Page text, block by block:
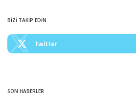
BİZİ TAKİP EDİN
Twitter
SON HABERLER